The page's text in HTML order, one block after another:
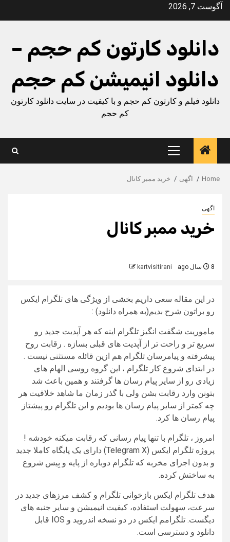
Skipآگوست 7, 2026
دانلود کارتون کم حجم –
دانلود انیمیشن کم حجم
دانلود فیلم و کارتون کم حجم و با کیفیت در سایت دانلود کارتون
کم حجم
Primary
Menu
Home اگهی خرید ممبر کانال
اگهی
خرید ممبر کانال
8 سال ago kartvisitirani
در این مقاله سعی داریم بخشی از ویژگی های تلگرام ایکس
رو براتون شرح بدیم(به همراه دانلود) :
ماموریت شگفت انگیز تلگرام اینه که هر آپدیت جدید رو
سریع تر و راحت تر از آپدیت های قبلی بسازه . رقابت روح
پیشرفته و پیامرسان تلگرام هم ازین قائله مستثنی نیست .
در ابتدای شروع کار تلگرام ، این گروه روسی الهام های
زیادی رو از سایر پیام رسان ها گرفتند و همین باعث شد
بتونن وارد رقابت بشن ولی با گذر زمان ما شاهد خلاقیت هر
چه کمتر از سایر پیام رسان ها بودیم و این تلگرام رو پیشتاز
پیام رسان ها کرد.
امروز ، تلگرام با تنها پیام رسانی که رقابت میکنه خودشه !
پروژه تلگرام ایکس (Telegram X) دارای یک پایگاه کاملا جدید
و بدون اجزای مخربه که تلگرام دوباره از پایه و بِیس شروع
به ساختش کرده.
هدف تلگرام ایکس بازخوانی تلگرام و کشف مرزهای جدید در
سرعت، سهولت استفاده، کیفیت انیمیشن و سایر جنبه های
دیگست. تلگرامم ایکس در دو نسخه اندروید و IOS قابل
دانلود و دسترسی است.